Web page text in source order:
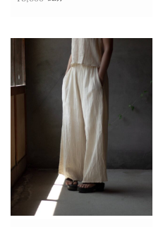
の
商
品
に
は
複
数
の
バ
リ
エ
ー
シ
ョ
ン
が
あ
ま